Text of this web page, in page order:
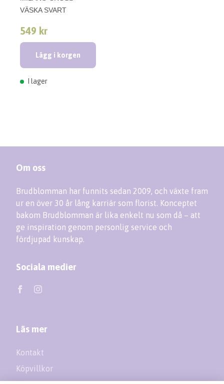
VÄSKA SVART
549 kr
Lägg i korgen
I lager
Om oss
Brudblomman har funnits sedan 2009, och växte fram
ur en över 30 år lång karriär som florist. Konceptet
bakom Brudblomman är lika enkelt nu som då – att
ge inspiration genom personlig service och
fördjupad kunskap.
Sociala medier
Läs mer
Kontakt
Köpvillkor